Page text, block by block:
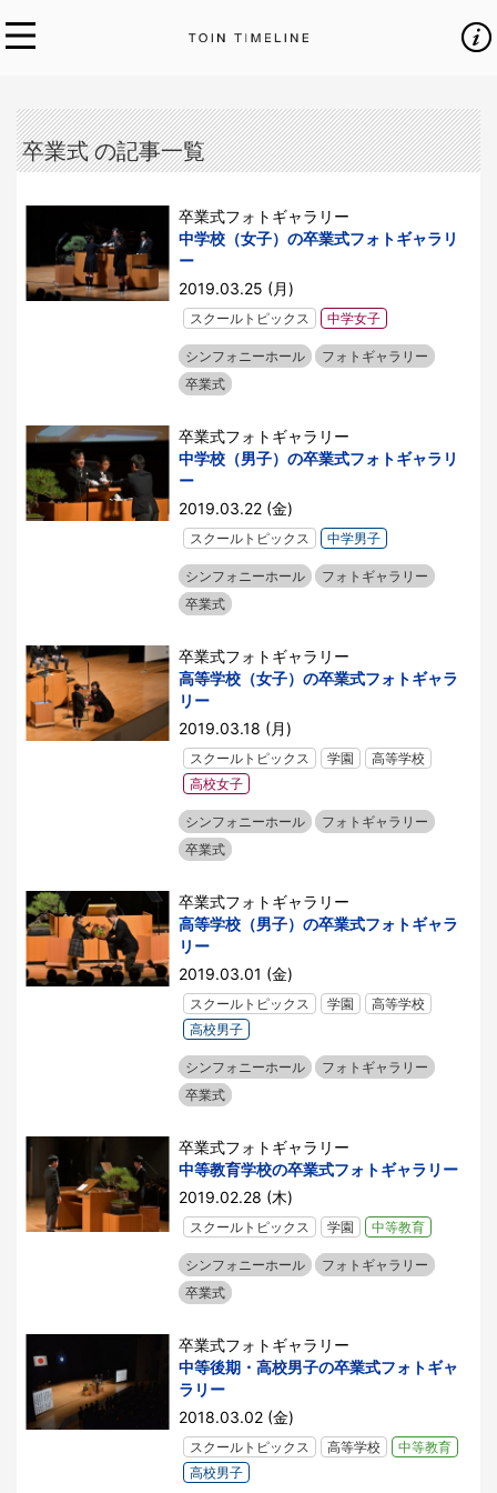
卒業式 の記事一覧
卒業式フォトギャラリー
中学校（女子）の卒業式フォトギャラリ
ー
2019.03.25 (月)
スクールトピックス 中学女子
シンフォニーホール
フォトギャラリー
卒業式
卒業式フォトギャラリー
中学校（男子）の卒業式フォトギャラリ
ー
2019.03.22 (金)
スクールトピックス 中学男子
シンフォニーホール
フォトギャラリー
卒業式
卒業式フォトギャラリー
高等学校（女子）の卒業式フォトギャラ
リー
2019.03.18 (月)
スクールトピックス 学園
高等学校
高校女子
シンフォニーホール
フォトギャラリー
卒業式
卒業式フォトギャラリー
高等学校（男子）の卒業式フォトギャラ
リー
2019.03.01 (金)
スクールトピックス 学園
高等学校
高校男子
シンフォニーホール
フォトギャラリー
卒業式
卒業式フォトギャラリー
中等教育学校の卒業式フォトギャラリー
2019.02.28 (木)
スクールトピックス 学園 中等教育
シンフォニーホール
フォトギャラリー
卒業式
卒業式フォトギャラリー
中等後期・高校男子の卒業式フォトギャ
ラリー
2018.03.02 (金)
スクールトピックス 高等学校
中等教育
高校男子